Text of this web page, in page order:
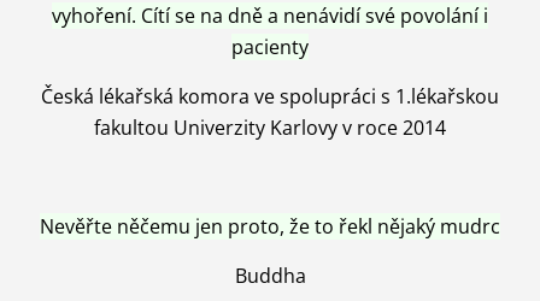
vyhoření. Cítí se na dně a nenávidí své povolání i
pacienty
Česká lékařská komora ve spolupráci s 1.lékařskou
fakultou Univerzity Karlovy v roce 2014
Nevěřte něčemu jen proto, že to řekl nějaký mudrc
Buddha